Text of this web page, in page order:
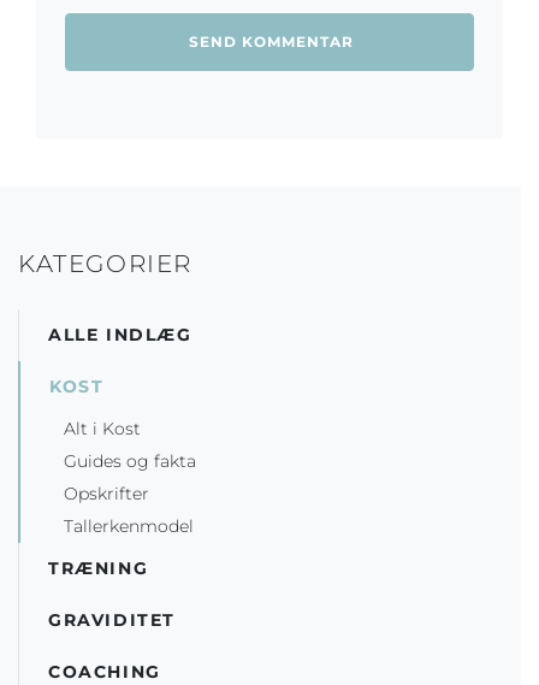
KATEGORIER
ALLE INDLÆG
KOST
Alt i Kost
Guides og fakta
Opskrifter
Tallerkenmodel
TRÆNING
GRAVIDITET
COACHING